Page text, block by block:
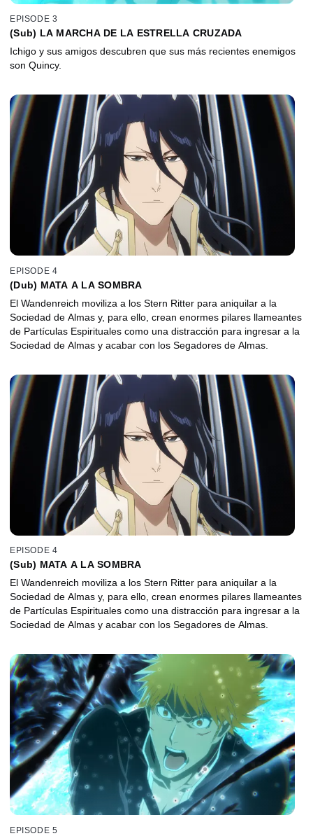
EPISODE 3
(Sub) LA MARCHA DE LA ESTRELLA CRUZADA
Ichigo y sus amigos descubren que sus más recientes enemigos
son Quincy.
EPISODE 4
(Dub) MATA A LA SOMBRA
El Wandenreich moviliza a los Stern Ritter para aniquilar a la
Sociedad de Almas y, para ello, crean enormes pilares llameantes
de Partículas Espirituales como una distracción para ingresar a la
Sociedad de Almas y acabar con los Segadores de Almas.
EPISODE 4
(Sub) MATA A LA SOMBRA
El Wandenreich moviliza a los Stern Ritter para aniquilar a la
Sociedad de Almas y, para ello, crean enormes pilares llameantes
de Partículas Espirituales como una distracción para ingresar a la
Sociedad de Almas y acabar con los Segadores de Almas.
EPISODE 5